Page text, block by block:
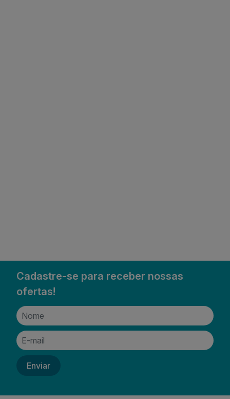
Cadastre-se para receber nossas
ofertas!